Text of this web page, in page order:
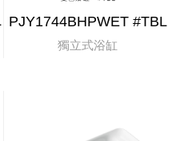
PJY1744BHPWET #TBL
獨立式浴缸